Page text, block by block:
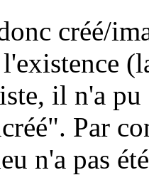
créé/
l'existence
il n'a
Par
n'a pas